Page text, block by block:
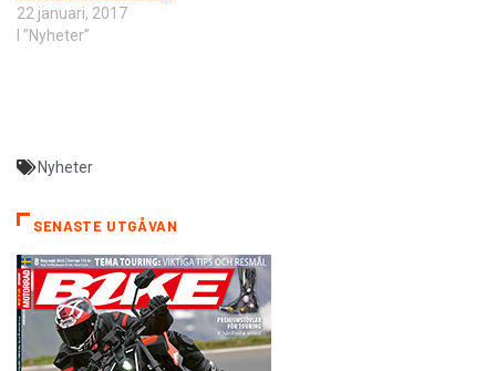
22 januari, 2017
I ”Nyheter”
Nyheter
SENASTE UTGÅVAN